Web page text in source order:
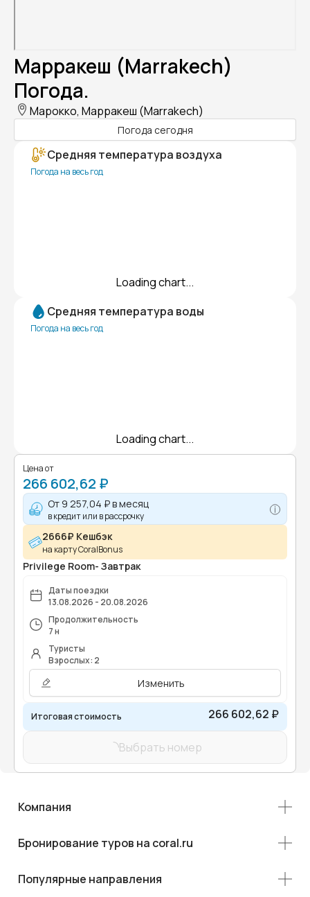
Марракеш (Marrakech)
Погода.
Марокко, Марракеш (Marrakech)
Погода сегодня
Средняя температура воздуха
Погода на весь год
Loading chart...
Средняя температура воды
Погода на весь год
Loading chart...
Цена от
266 602,62 ₽
От 9 257,04 ₽в месяц
в кредит или в рассрочку
2666₽ Кешбэк
на карту CoralBonus
Privilege Room- Завтрак
Даты поездки
13.08.2026 - 20.08.2026
Продолжительность
7 н
Туристы
Взрослых: 2
Изменить
Итоговая стоимость 266 602,62 ₽
Выбрать номер
Компания
Бронирование туров на coral.ru
Популярные направления